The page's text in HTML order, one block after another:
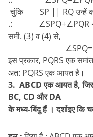
चुंकि SP || RQ उन्हें
.:
समी. (3) व (4) से,
∠SPQ=
इस प्रकार, PQRS एक
अत: PQRS एक आयत है।
3. ABCD एक आयत है,
BC, CD और DA
के मध्य-बिंदु हैं । दर्शाइए कि